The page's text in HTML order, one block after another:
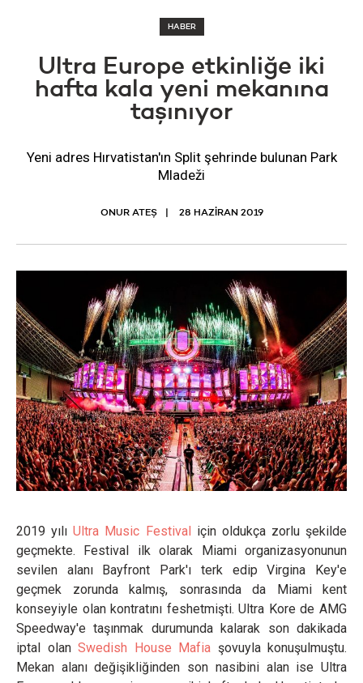
HABER
Ultra Europe etkinliğe iki
hafta kala yeni mekanına
taşınıyor
Yeni adres Hırvatistan'ın Split şehrinde bulunan Park
Mladeži
ONUR ATEŞ 28 HAZIRAN 2019
2019 yılıUltra Music Festival için oldukça zorlu şekilde
geçmekte. Festival ilk olarak Miami organizasyonunun
sevilen alanı Bayfront Park'ı terk edip Virgina Key'e
geçmek zorunda kalmış, sonrasında da Miami kent
konseyiyle olan kontratını feshetmişti. Ultra Kore de AMG
Speedway'e taşınmak durumunda kalarak son dakikada
iptal olan Swedish House Mafia şovuyla konuşulmuştu.
Mekan alanı değişikliğinden son nasibini alan ise Ultra